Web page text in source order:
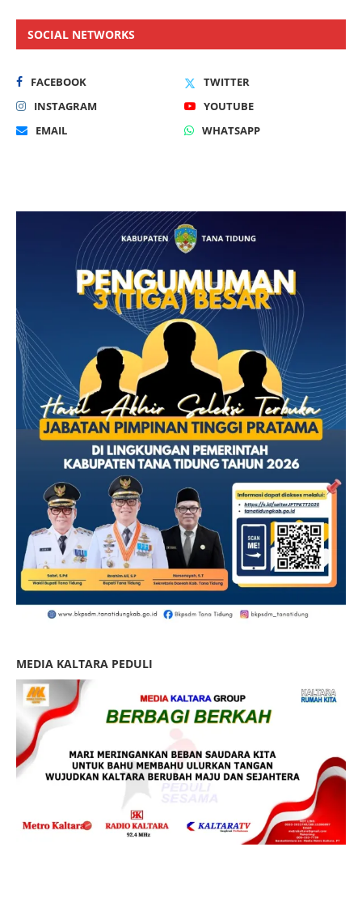
SOCIAL NETWORKS
FACEBOOK
TWITTER
INSTAGRAM
YOUTUBE
EMAIL
WHATSAPP
MEDIA KALTARA PEDULI